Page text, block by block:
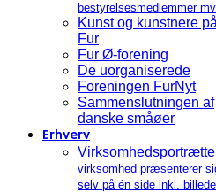
bestyrelsesmedlemmer
Kunst og kunstnere på
Fur
Fur Ø-forening
De uorganiserede
Foreningen FurNyt
Sammenslutningen af
danske småøer
Erhverv
virksomhed præsenterer
selv på én side inkl.